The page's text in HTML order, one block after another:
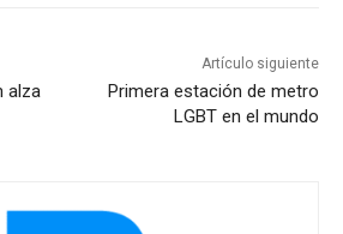
alza
Artículo siguiente
Primera estación de metro
LGBT en el mundo